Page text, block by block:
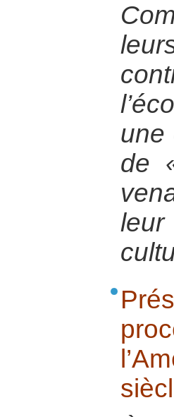
une
de